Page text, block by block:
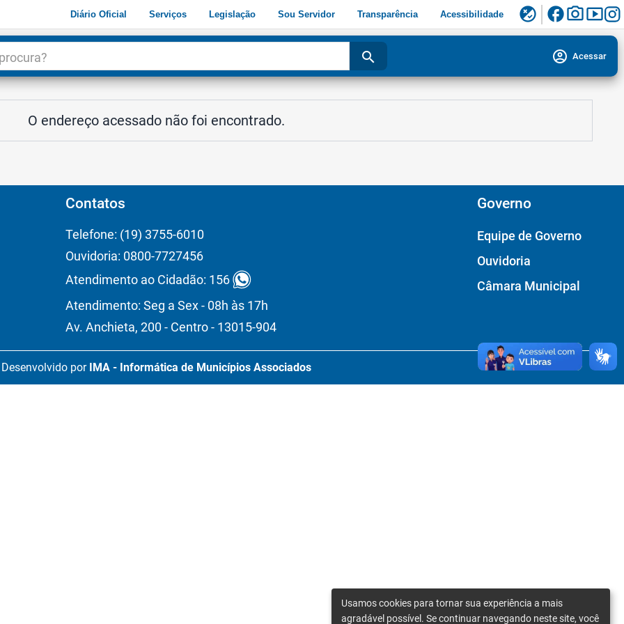
Diário Oficial Serviços Legislação Sou Servidor Transparência Acessibilidade flaky facebookphoto_camerasmart_display
search account_circle Acessar
O endereço acessado não foi encontrado.
Contatos
Telefone: (19) 3755-6010
Ouvidoria: 0800-7727456
Atendimento ao Cidadão: 156
Atendimento: Seg a Sex - 08h às 17h
Av. Anchieta, 200 - Centro - 13015-904
Governo
Equipe de Governo
Ouvidoria
Câmara Municipal
Desenvolvido por IMA - Informática de Municípios Associados
Usamos cookies para tornar sua experiência a mais
agradável possível. Se continuar navegando neste site, você